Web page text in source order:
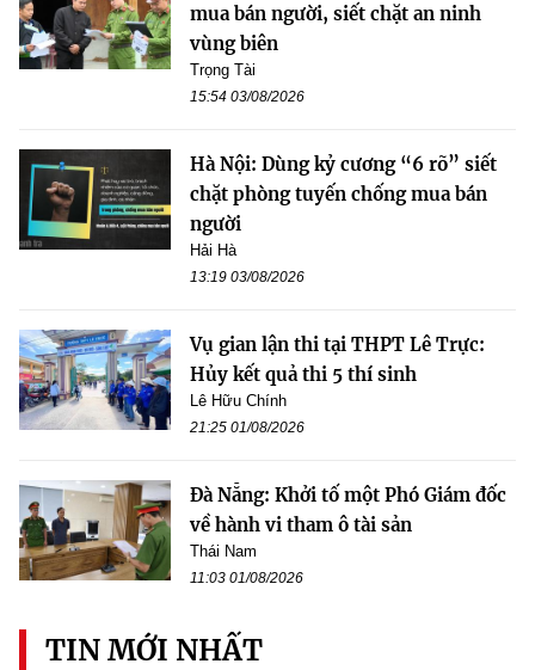
mua bán người, siết chặt an ninh
vùng biên
Trọng Tài
15:54 03/08/2026
Hà Nội: Dùng kỷ cương “6 rõ” siết
chặt phòng tuyến chống mua bán
người
Hải Hà
13:19 03/08/2026
Vụ gian lận thi tại THPT Lê Trực:
Hủy kết quả thi 5 thí sinh
Lê Hữu Chính
21:25 01/08/2026
Đà Nẵng: Khởi tố một Phó Giám đốc
về hành vi tham ô tài sản
Thái Nam
11:03 01/08/2026
TIN MỚI NHẤT